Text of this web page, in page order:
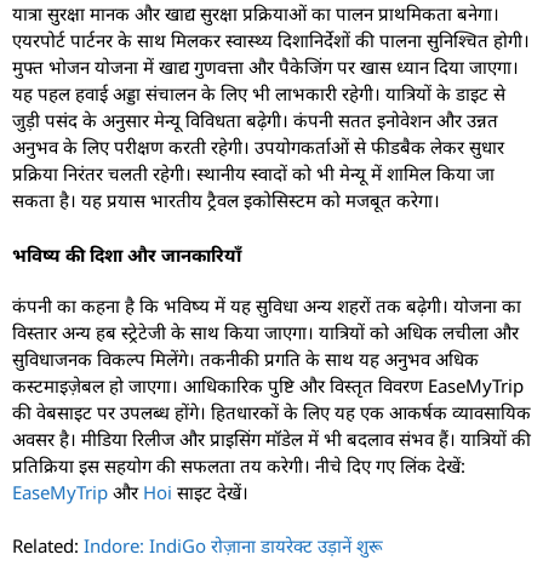
यात्रा सुरक्षा मानक और खाद्य सुरक्षा प्रक्रियाओं का पालन प्राथमिकता बनेगा।
एयरपोर्ट पार्टनर के साथ मिलकर स्वास्थ्य दिशानिर्देशों की पालना सुनिश्चित होगी।
मुफ्त भोजन योजना में खाद्य गुणवत्ता और पैकेजिंग पर खास ध्यान दिया जाएगा।
यह पहल हवाई अड्डा संचालन के लिए भी लाभकारी रहेगी। यात्रियों के डाइट से
जुड़ी पसंद के अनुसार मेन्यू विविधता बढ़ेगी। कंपनी सतत इनोवेशन और उन्नत
अनुभव के लिए परीक्षण करती रहेगी। उपयोगकर्ताओं से फीडबैक लेकर सुधार
प्रक्रिया निरंतर चलती रहेगी। स्थानीय स्वादों को भी मेन्यू में शामिल किया जा
सकता है। यह प्रयास भारतीय ट्रैवल इकोसिस्टम को मजबूत करेगा।
भविष्य की दिशा और जानकारियाँ
कंपनी का कहना है कि भविष्य में यह सुविधा अन्य शहरों तक बढ़ेगी। योजना का
विस्तार अन्य हब स्ट्रेटेजी के साथ किया जाएगा। यात्रियों को अधिक लचीला और
सुविधाजनक विकल्प मिलेंगे। तकनीकी प्रगति के साथ यह अनुभव अधिक
कस्टमाइज़ेबल हो जाएगा। आधिकारिक पुष्टि और विस्तृत विवरण EaseMyTrip
की वेबसाइट पर उपलब्ध होंगे। हितधारकों के लिए यह एक आकर्षक व्यावसायिक
अवसर है। मीडिया रिलीज और प्राइसिंग मॉडेल में भी बदलाव संभव हैं। यात्रियों की
प्रतिक्रिया इस सहयोग की सफलता तय करेगी। नीचे दिए गए लिंक देखें:
EaseMyTrip और Hoi साइट देखें।
Related: Indore: IndiGo रोज़ाना डायरेक्ट उड़ानें शुरू